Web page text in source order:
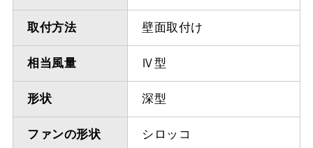
取付方法 壁面取付け
相当風量 Ⅳ型
形状 深型
ファンの形状 シロッコ